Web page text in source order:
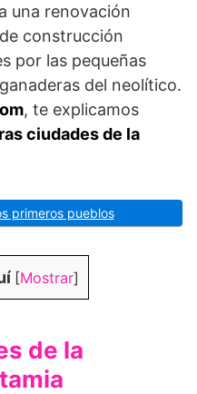
una renovación
construcción
por las pequeñas
del neolítico.
, te explicamos
ciudades de la
primeros pueblos
[Mostrar]
de la